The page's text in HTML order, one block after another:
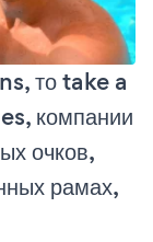
то take a
компании
очков,
рамах,